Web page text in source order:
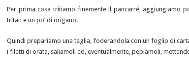
Per prima cosa tritiamo finemente il pancarré, aggiungiamo
tritati e un po’ di origano.
Quindi prepariamo una teglia, foderandola con un foglio di
i filetti di orata, saliamoli ed, eventualmente, pepiamoli,